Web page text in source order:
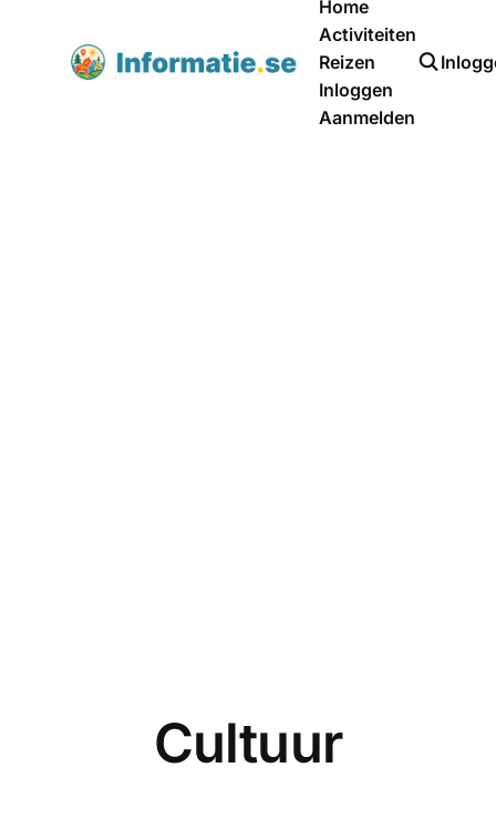
Home
Activiteiten
Reizen
Inloggen
Aanmelden
Cultuur